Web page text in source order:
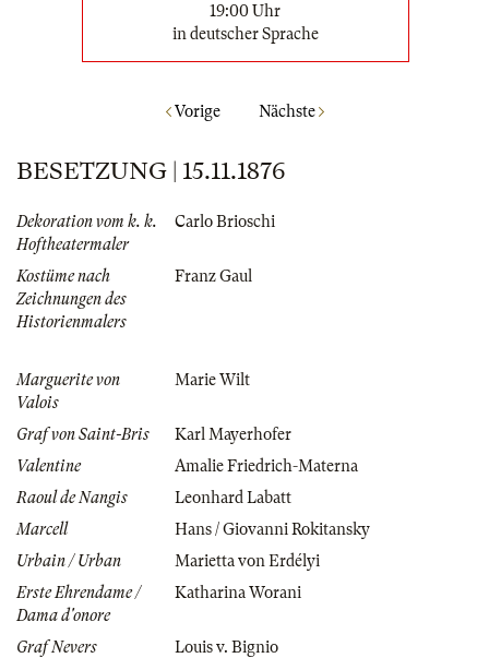
19:00 Uhr
in deutscher Sprache
Vorige Nächste
BESETZUNG | 15.11.1876
Dekoration vom k. k.
Hoftheatermaler
Carlo Brioschi
Kostüme nach
Zeichnungen des
Historienmalers
Franz Gaul
Marguerite von
Valois
Marie Wilt
Graf von Saint-Bris
Karl Mayerhofer
Valentine
Amalie Friedrich-Materna
Raoul de Nangis
Leonhard Labatt
Marcell
Hans / Giovanni Rokitansky
Urbain / Urban
Marietta von Erdélyi
Erste Ehrendame /
Dama d'onore
Katharina Worani
Graf Nevers
Louis v. Bignio